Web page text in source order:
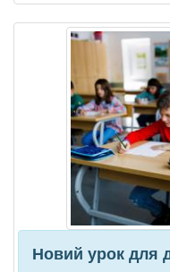
Новий урок для